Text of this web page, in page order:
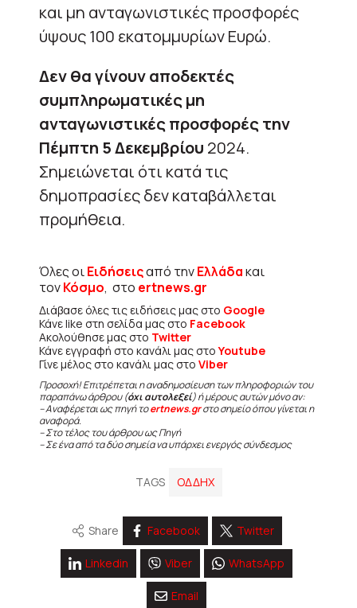
και μη ανταγωνιστικές προσφορές
ύψους 100 εκατομμυρίων Ευρώ.
Δεν θα γίνουν αποδεκτές
συμπληρωματικές μη
ανταγωνιστικές προσφορές την
Πέμπτη 5 Δεκεμβρίου 2024.
Σημειώνεται ότι κατά τις
δημοπρασίες δεν καταβάλλεται
προμήθεια.
Όλες οιΕιδήσειςαπό τηνΕλλάδακαι
τονΚόσμο, στο ertnews.gr
Διάβασε όλες τις ειδήσεις μας στο Google
Κάνε like στη σελίδα μας στο Facebook
Ακολούθησε μας στο Twitter
Κάνε εγγραφή στο κανάλι μας στοYoutube
Γίνε μέλος στο κανάλι μας στο Viber
Προσοχή! Επιτρέπεται η αναδημοσίευση των πληροφοριών του
παραπάνω άρθρου (όχι αυτολεξεί) ή μέρους αυτών μόνο αν:
– Αναφέρεται ως πηγή τοertnews.grστο σημείο όπου γίνεται η
αναφορά.
– Στο τέλος του άρθρου ως Πηγή
– Σε ένα από τα δύο σημεία να υπάρχει ενεργός σύνδεσμος
TAGS ΟΔΔΗΧ
Share Facebook Twitter
Linkedin Viber WhatsApp
Email